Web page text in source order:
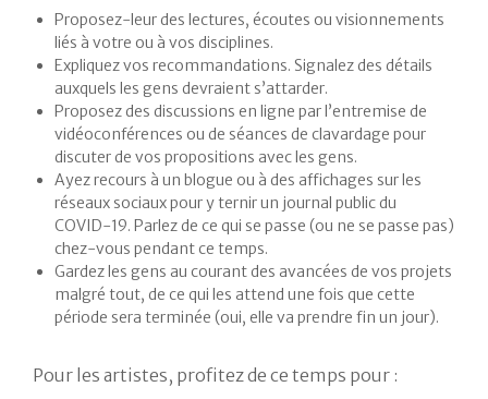
Proposez-leur des lectures, écoutes ou visionnements
liés à votre ou à vos disciplines.
Expliquez vos recommandations. Signalez des détails
auxquels les gens devraient s’attarder.
Proposez des discussions en ligne par l’entremise de
vidéoconférences ou de séances de clavardage pour
discuter de vos propositions avec les gens.
Ayez recours à un blogue ou à des affichages sur les
réseaux sociaux pour y ternir un journal public du
COVID-19. Parlez de ce qui se passe (ou ne se passe pas)
chez-vous pendant ce temps.
Gardez les gens au courant des avancées de vos projets
malgré tout, de ce qui les attend une fois que cette
période sera terminée (oui, elle va prendre fin un jour).
Pour les artistes, profitez de ce temps pour :